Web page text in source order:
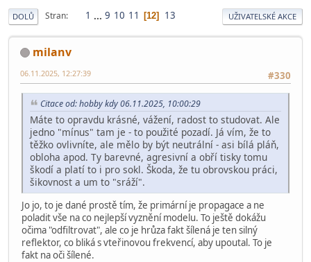
DOLŮ Stran 1 ... 9 10 11 12 13 UŽIVATELSKÉ AKCE
milanv
#330
06.11.2025, 12:27:39
Citace od: hobby kdy 06.11.2025, 10:00:29
Máte to opravdu krásné, vážení, radost to studovat. Ale
jedno "mínus" tam je - to použité pozadí. Já vím, že to
těžko ovlivníte, ale mělo by být neutrální - asi bílá pláň,
obloha apod. Ty barevné, agresivní a obří tisky tomu
škodí a platí to i pro sokl. Škoda, že tu obrovskou práci,
šikovnost a um to "sráží".
Jo jo, to je dané prostě tím, že primární je propagace a ne
poladit vše na co nejlepší vyznění modelu. To ještě dokážu
očima "odfiltrovat", ale co je hrůza fakt šílená je ten silný
reflektor, co bliká s vteřinovou frekvencí, aby upoutal. To je
fakt na oči šílené.